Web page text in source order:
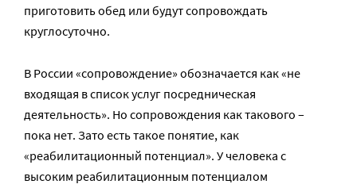
приготовить обед или будут сопровождать
круглосуточно.
В России «сопровождение» обозначается как «не
входящая в список услуг посредническая
деятельность». Но сопровождения как такового –
пока нет. Зато есть такое понятие, как
«реабилитационный потенциал». У человека с
высоким реабилитационным потенциалом